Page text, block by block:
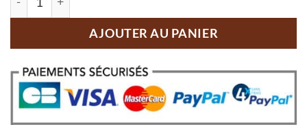
AJOUTER AU PANIER